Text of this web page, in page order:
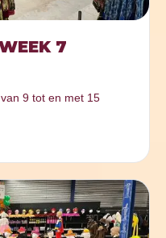
7
9 tot en met 15